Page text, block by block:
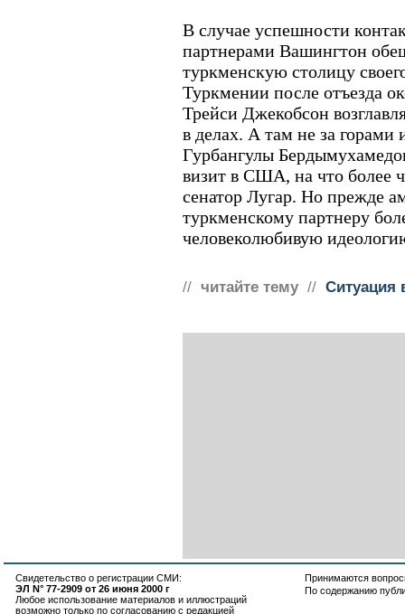
В случае успешности
партнерами Вашингтон
туркменскую столицу
Туркмении после отъезда
Трейси Джекобсон
в делах. А там не за
Гурбангулы
визит в США, на что более
сенатор Лугар. Но прежде
туркменскому партнеру
человеколюбивую
// читайте тему // Ситуация
Свидетельство о регистрации СМИ:
ЭЛ N° 77-2909 от 26 июня 2000 г
Любое использование материалов и иллюстраций
возможно только по согласованию с редакцией
Принимаются
По содержанию